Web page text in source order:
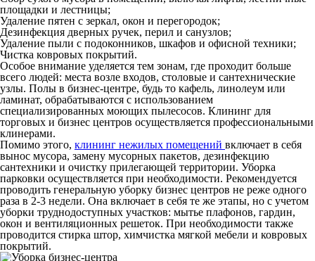
площадки и лестницы;
Удаление пятен с зеркал, окон и перегородок;
Дезинфекция дверных ручек, перил и санузлов;
Удаление пыли с подоконников, шкафов и офисной техники;
Чистка ковровых покрытий.
Особое внимание уделяется тем зонам, где проходит больше
всего людей: места возле входов, столовые и сантехнические
узлы. Полы в бизнес-центре, будь то кафель, линолеум или
ламинат, обрабатываются с использованием
специализированных моющих пылесосов. Клининг для
торговых и бизнес центров осуществляется профессиональными
клинерами.
Помимо этого, клининг нежилых помещений включает в себя
вынос мусора, замену мусорных пакетов, дезинфекцию
сантехники и очистку прилегающей территории. Уборка
парковки осуществляется при необходимости. Рекомендуется
проводить генеральную уборку бизнес центров не реже одного
раза в 2-3 недели. Она включает в себя те же этапы, но с учетом
уборки труднодоступных участков: мытье плафонов, гардин,
окон и вентиляционных решеток. При необходимости также
проводится стирка штор, химчистка мягкой мебели и ковровых
покрытий.